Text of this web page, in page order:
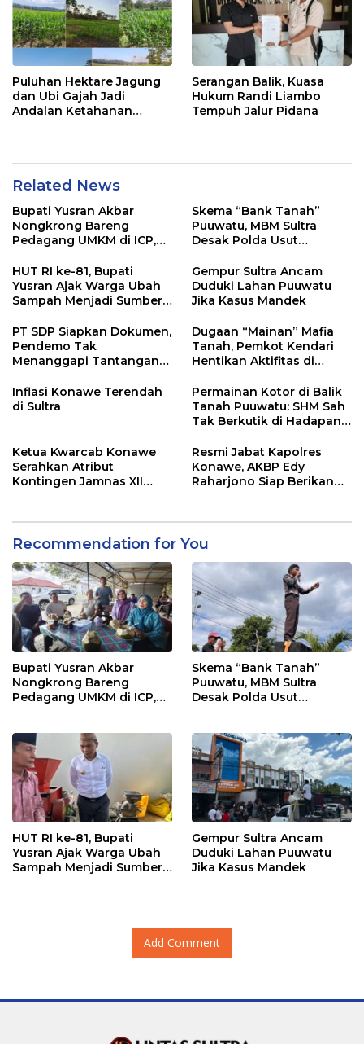
Puluhan Hektare Jagung
dan Ubi Gajah Jadi
Andalan Ketahanan
Serangan Balik, Kuasa
Hukum Randi Liambo
Tempuh Jalur Pidana
Related News
Bupati Yusran Akbar
Nongkrong Bareng
Pedagang UMKM di ICP,
Hidupkan Ekonomi
Kerakyatan
Skema “Bank Tanah”
Puuwatu, MBM Sultra
Desak Polda Usut
Kadin
HUT RI ke-81, Bupati
Yusran Ajak Warga Ubah
Sampah Menjadi Sumber
Gempur Sultra Ancam
Duduki Lahan Puuwatu
Jika Kasus Mandek
PT SDP Siapkan Dokumen,
Pendemo Tak
Menanggapi Tantangan
Dugaan “Mainan” Mafia
Tanah, Pemkot Kendari
Hentikan Aktifitas di
Inflasi Konawe Terendah
di Sultra
Permainan Kotor di Balik
Tanah Puuwatu: SHM Sah
Tak Berkutik di Hadapan
Ketua Kwarcab Konawe
Serahkan Atribut
Kontingen Jamnas XII
Resmi Jabat Kapolres
Konawe, AKBP Edy
Raharjono Siap Berikan
Recommendation for You
Bupati Yusran Akbar
Nongkrong Bareng
Pedagang UMKM di ICP,
Kerakyatan
Skema “Bank Tanah”
Puuwatu, MBM Sultra
Desak Polda Usut
HUT RI ke-81, Bupati
Yusran Ajak Warga Ubah
Sampah Menjadi Sumber
Gempur Sultra Ancam
Duduki Lahan Puuwatu
Jika Kasus Mandek
Add Comment